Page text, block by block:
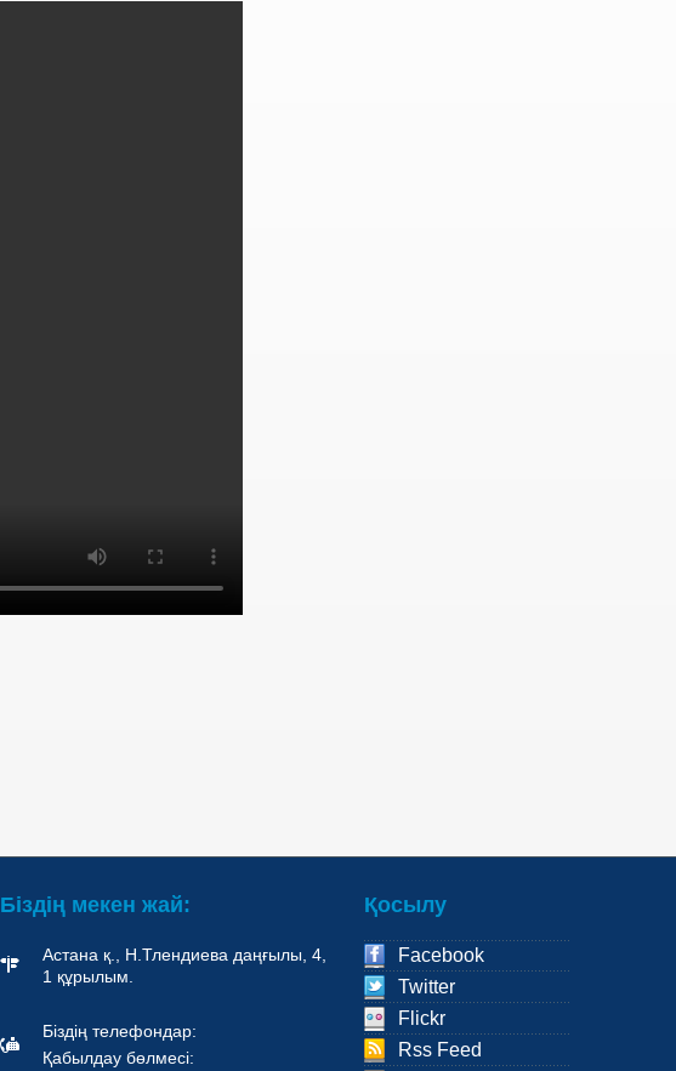
Біздің мекен жай:
Астана қ., Н.Тлендиева даңғылы, 4,
1 құрылым.
Біздің телефондар:
Қабылдау бөлмесі:
Қосылу
Facebook
Twitter
Flickr
Rss Feed